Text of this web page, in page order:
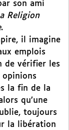
son ami
Religion
.
il imagine
emplois
de vérifier les
la fin de la
qu’une
toujours
la libération